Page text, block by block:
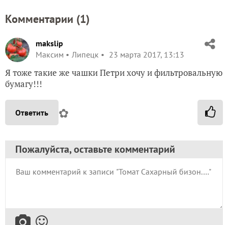
Комментарии (1)
makslip
Максим
Липецк 23 марта 2017, 13:13
Я тоже такие же чашки Петри хочу и фильтровальную
бумагу!!!
Ответить ✿
Пожалуйста, оставьте комментарий